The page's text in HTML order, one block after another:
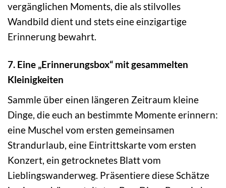
vergänglichen Moments, die als stilvolles
Wandbild dient und stets eine einzigartige
Erinnerung bewahrt.
7. Eine „Erinnerungsbox“ mit gesammelten
Kleinigkeiten
Sammle über einen längeren Zeitraum kleine
Dinge, die euch an bestimmte Momente erinnern:
eine Muschel vom ersten gemeinsamen
Strandurlaub, eine Eintrittskarte vom ersten
Konzert, ein getrocknetes Blatt vom
Lieblingswanderweg. Präsentiere diese Schätze